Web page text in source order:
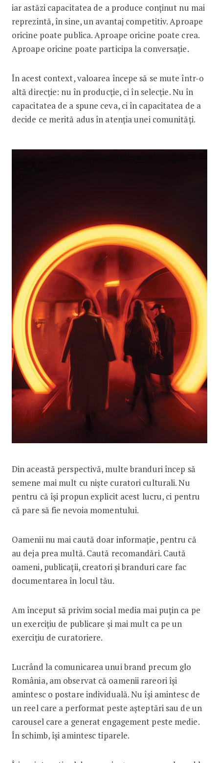
iar astăzi capacitatea de a produce conținut nu mai
reprezintă, în sine, un avantaj competitiv. Aproape
oricine poate publica. Aproape oricine poate crea.
Aproape oricine poate participa la conversație.
În acest context, valoarea începe să se mute într-o
altă direcție: nu în producție, ci în selecție. Nu în
capacitatea de a spune ceva, ci în capacitatea de a
decide ce merită adus în atenția unei comunități.
Din această perspectivă, multe branduri încep să
semene mai mult cu niște curatori culturali. Nu
pentru că își propun explicit acest lucru, ci pentru
că pare să fie nevoia momentului.
Oamenii nu mai caută doar informație, pentru că
au deja prea multă. Caută recomandări. Caută
oameni, publicații, creatori și branduri care fac
documentarea în locul tău.
Am început să privim social media mai puțin ca pe
un exercițiu de publicare și mai mult ca pe un
exercițiu de curatoriere.
Lucrând la comunicarea unui brand precum glo
România, am observat că oamenii rareori își
amintesc o postare individuală. Nu își amintesc de
un reel care a performat peste așteptări sau de un
carousel care a generat engagement peste medie.
În schimb, își amintesc tiparele.